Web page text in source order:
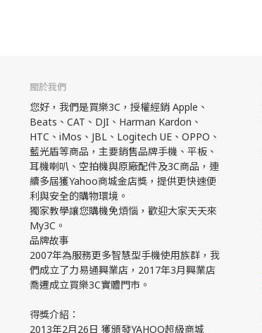
關於我們
您好，我們是買樂3C，授權經銷 Apple、
Beats、CAT、DJI、Harman Kardon、
HTC、iMos、JBL、Logitech UE、OPPO、
藍光盾等商品，主要銷售品牌手機、平板、
耳機喇叭、空拍機與原廠配件及3C商品，連
續多屆獲Yahoo商城金店獎，提供更快速便
利與安全的購物環境。
獨家教學讓您購機免煩惱，歡迎大家天天來
My3C。
品牌故事
2007年為服務更多智慧型手機使用族群，我
們成立了力易通興業店，2017年3月興業店
喬遷成立買樂3C實體門市。
得獎介紹：
2013年2月26日 獲頒發YAHOO超級商城